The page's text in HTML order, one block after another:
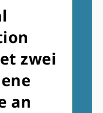
zwei
an